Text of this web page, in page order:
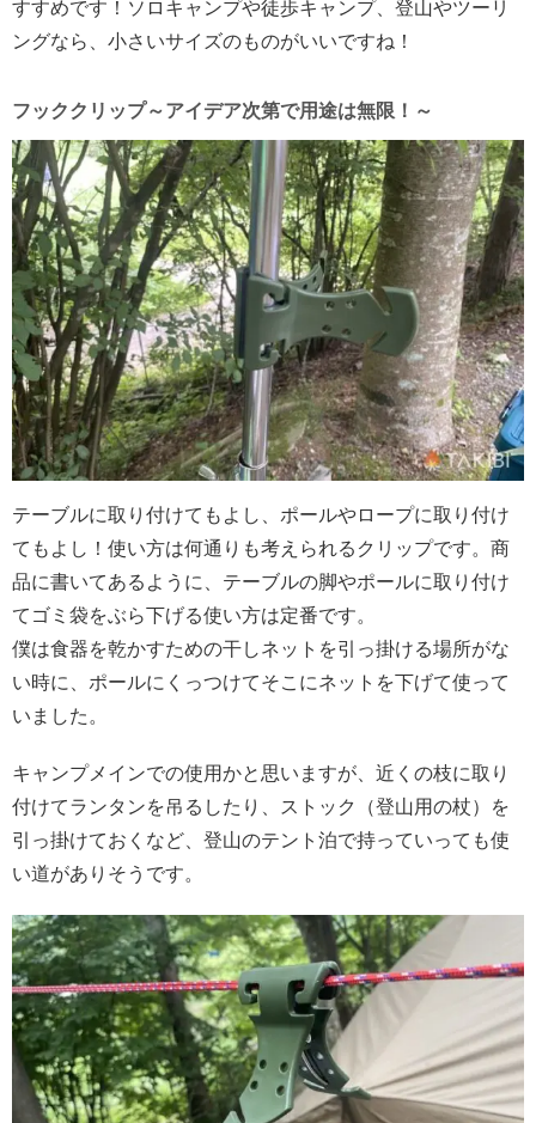
すすめです！ソロキャンプや徒歩キャンプ、登山やツーリ
ングなら、小さいサイズのものがいいですね！
フッククリップ～アイデア次第で用途は無限！～
テーブルに取り付けてもよし、ポールやロープに取り付け
てもよし！使い方は何通りも考えられるクリップです。商
品に書いてあるように、テーブルの脚やポールに取り付け
てゴミ袋をぶら下げる使い方は定番です。
僕は食器を乾かすための干しネットを引っ掛ける場所がな
い時に、ポールにくっつけてそこにネットを下げて使って
いました。
キャンプメインでの使用かと思いますが、近くの枝に取り
付けてランタンを吊るしたり、ストック（登山用の杖）を
引っ掛けておくなど、登山のテント泊で持っていっても使
い道がありそうです。